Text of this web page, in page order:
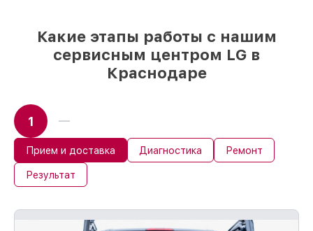
Какие этапы работы с нашим
сервисным центром LG в
Краснодаре
1
Прием и доставка Диагностика Ремонт
Результат